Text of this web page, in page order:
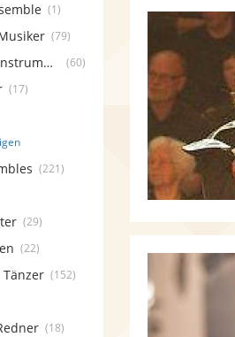
(1)
(79)
Sänger mit Instrument (60)
(17)
(221)
(29)
(22)
(152)
(18)